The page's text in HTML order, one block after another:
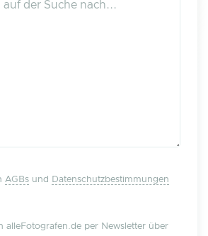
AGBs und
Datenschutzbestimmungen
alleFotografen.de per Newsletter über